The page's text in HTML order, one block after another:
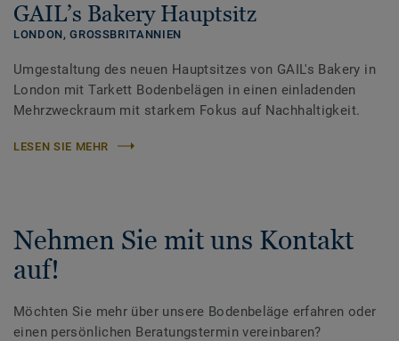
GAIL’s Bakery Hauptsitz
LONDON,GROSSBRITANNIEN
Umgestaltung des neuen Hauptsitzes von GAIL's Bakery in
London mit Tarkett Bodenbelägen in einen einladenden
Mehrzweckraum mit starkem Fokus auf Nachhaltigkeit.
LESEN SIE MEHR
Nehmen Sie mit uns Kontakt
auf!
Möchten Sie mehr über unsere Bodenbeläge erfahren oder
einen persönlichen Beratungstermin vereinbaren?